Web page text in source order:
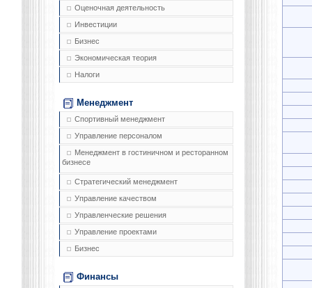
Оценочная деятельность
Инвестиции
Бизнес
Экономическая теория
Налоги
Менеджмент
Спортивный менеджмент
Управление персоналом
Менеджмент в гостиничном и ресторанном
бизнесе
Стратегический менеджмент
Управление качеством
Управленческие решения
Управление проектами
Бизнес
Финансы